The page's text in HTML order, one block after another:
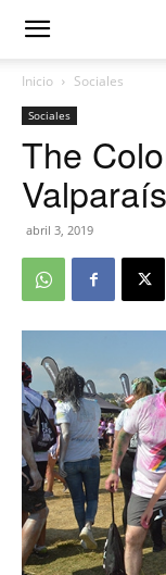
Inicio Sociales
Sociales
The
abril 3, 2019